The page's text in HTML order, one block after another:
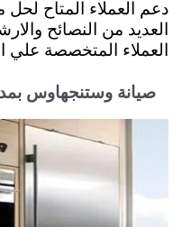
دعم العملاء المتاح
العديد من النصائح
العملاء المتخصصة
صيانة وستنجهاوس